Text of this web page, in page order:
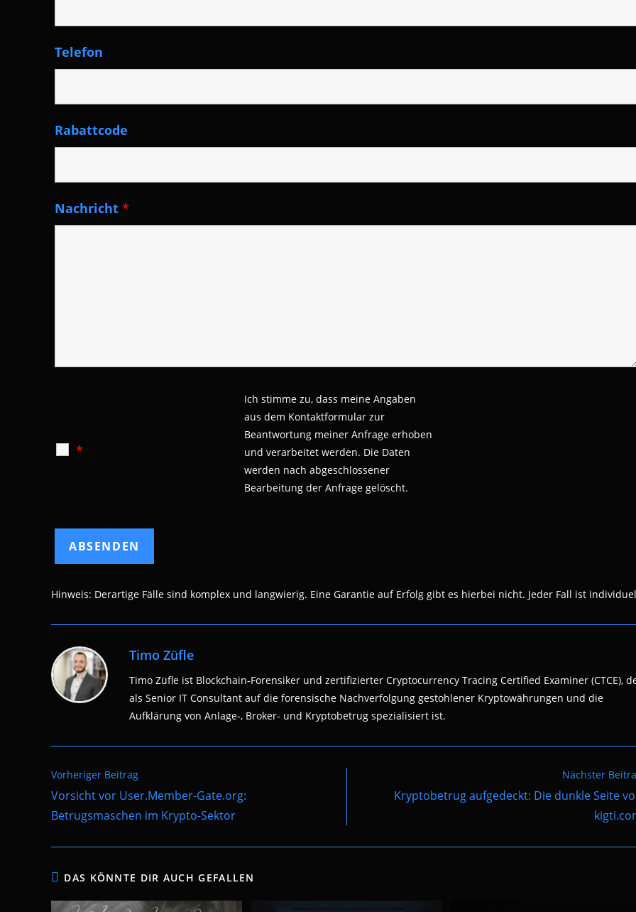
Telefon
Rabattcode
Nachricht *
*
Ich stimme zu, dass meine Angaben
aus dem Kontaktformular zur
Beantwortung meiner Anfrage erhoben
und verarbeitet werden. Die Daten
werden nach abgeschlossener
Bearbeitung der Anfrage gelöscht.
Hinweis: Derartige Fälle sind komplex und langwierig. Eine Garantie auf Erfolg gibt es hierbei nicht. Jeder Fall ist
Timo Züfle
Timo Züfle ist Blockchain-Forensiker und zertifizierter Cryptocurrency Tracing Certified Examiner (CTCE),
als Senior IT Consultant auf die forensische Nachverfolgung gestohlener Kryptowährungen und die
Aufklärung von Anlage-, Broker- und Kryptobetrug spezialisiert ist.
Weitere
ansehen
Vorheriger Beitrag
Vorsicht vor User.Member-Gate.org:
Betrugsmaschen im Krypto-Sektor
Nächster
Kryptobetrug aufgedeckt: Die dunkle Seite
DAS KÖNNTE DIR AUCH GEFALLEN